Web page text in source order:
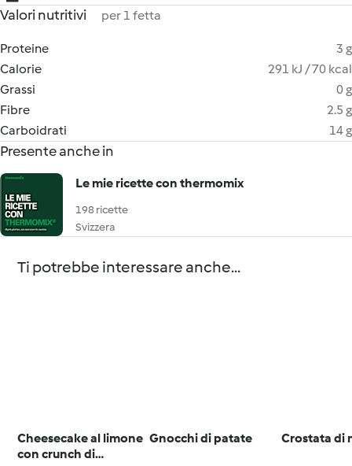
Valori nutritivi per 1 fetta
Proteine
3 g
Calorie
291 kJ / 70 kcal
Grassi
0 g
Fibre
2.5 g
Carboidrati
14 g
Presente anche in
Le mie ricette con thermomix
198 ricette
Svizzera
Ti potrebbe interessare anche...
Cheesecake al limone
con crunch di
Gnocchi di patate Crostata di